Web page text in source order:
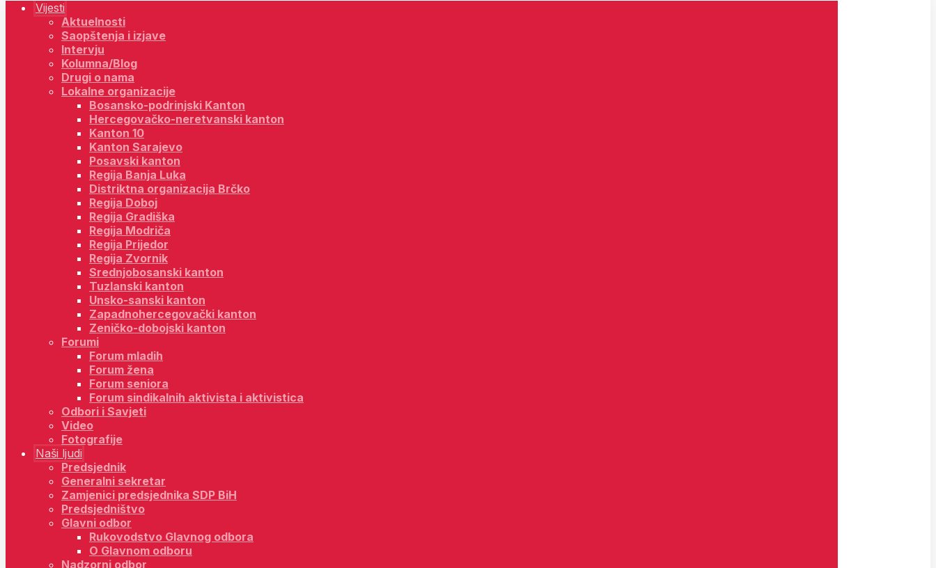
Vijesti
Aktuelnosti
Saopštenja i izjave
Intervju
Kolumna/Blog
Drugi o nama
Lokalne organizacije
Bosansko-podrinjski Kanton
Hercegovačko-neretvanski kanton
Kanton 10
Kanton Sarajevo
Posavski kanton
Regija Banja Luka
Distriktna organizacija Brčko
Regija Doboj
Regija Gradiška
Regija Modriča
Regija Prijedor
Regija Zvornik
Srednjobosanski kanton
Tuzlanski kanton
Unsko-sanski kanton
Zapadnohercegovački kanton
Zeničko-dobojski kanton
Forumi
Forum mladih
Forum žena
Forum seniora
Forum sindikalnih aktivista i aktivistica
Odbori i Savjeti
Video
Fotografije
Naši ljudi
Predsjednik
Generalni sekretar
Zamjenici predsjednika SDP BiH
Predsjedništvo
Glavni odbor
Rukovodstvo Glavnog odbora
O Glavnom odboru
Nadzorni odbor